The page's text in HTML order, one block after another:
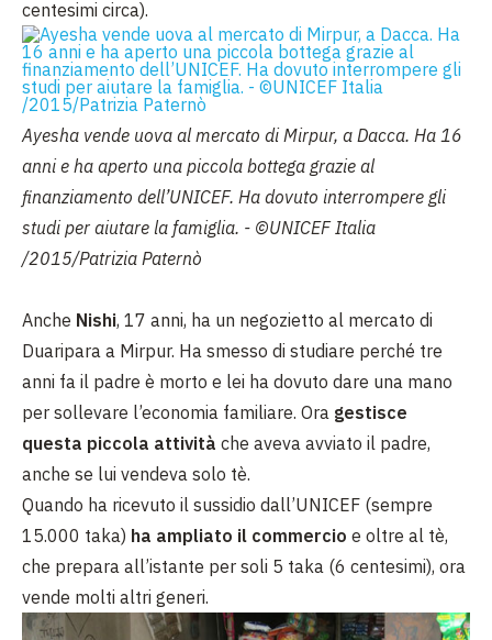
centesimi circa).
Ayesha vende uova al mercato di Mirpur, a Dacca. Ha 16
anni e ha aperto una piccola bottega grazie al
finanziamento dell’UNICEF. Ha dovuto interrompere gli
studi per aiutare la famiglia. - ©UNICEF Italia
/2015/Patrizia Paternò
Anche Nishi, 17 anni, ha un negozietto al mercato di
Duaripara a Mirpur. Ha smesso di studiare perché tre
anni fa il padre è morto e lei ha dovuto dare una mano
per sollevare l’economia familiare. Ora gestisce
questa piccola attività che aveva avviato il padre,
anche se lui vendeva solo tè.
Quando ha ricevuto il sussidio dall’UNICEF (sempre
15.000 taka) ha ampliato il commercio e oltre al tè,
che prepara all’istante per soli 5 taka (6 centesimi), ora
vende molti altri generi.